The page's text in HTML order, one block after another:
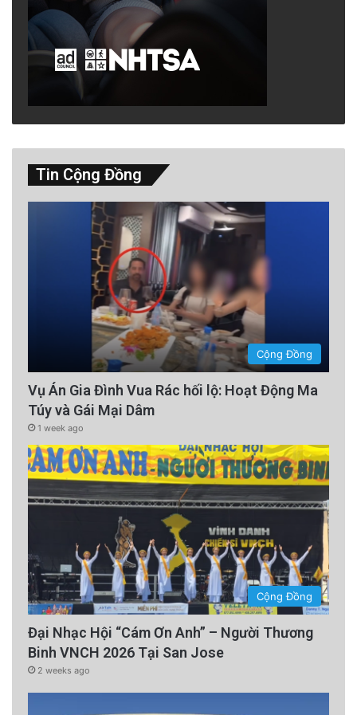
Tin Cộng Đồng
Cộng Đồng
Vụ Án Gia Đình Vua Rác hối lộ: Hoạt Động Ma
Túy và Gái Mại Dâm
1 week ago
Cộng Đồng
Đại Nhạc Hội “Cám Ơn Anh” – Người Thương
Binh VNCH 2026 Tại San Jose
2 weeks ago